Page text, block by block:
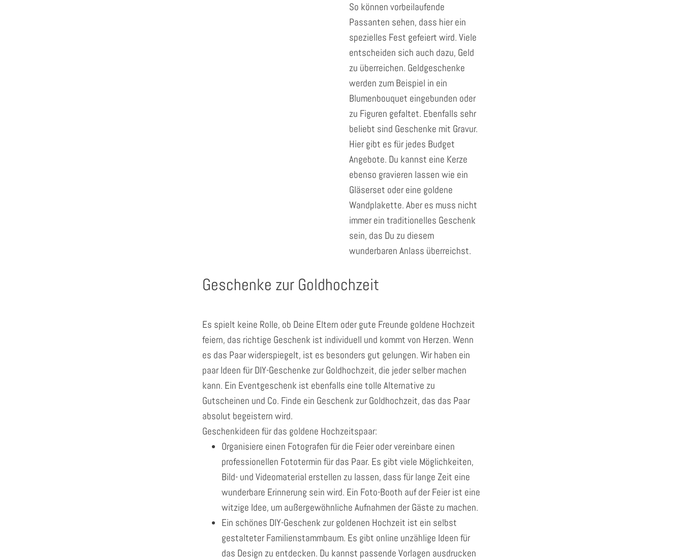
So können vorbeilaufende
Passanten sehen, dass hier ein
spezielles Fest gefeiert wird. Viele
entscheiden sich auch dazu, Geld
zu überreichen. Geldgeschenke
werden zum Beispiel in ein
Blumenbouquet eingebunden oder
zu Figuren gefaltet. Ebenfalls sehr
beliebt sind Geschenke mit Gravur.
Hier gibt es für jedes Budget
Angebote. Du kannst eine Kerze
ebenso gravieren lassen wie ein
Gläserset oder eine goldene
Wandplakette. Aber es muss nicht
immer ein traditionelles Geschenk
sein, das Du zu diesem
wunderbaren Anlass überreichst.
Geschenke zur Goldhochzeit
Es spielt keine Rolle, ob Deine Eltern oder gute Freunde goldene Hochzeit
feiern, das richtige Geschenk ist individuell und kommt von Herzen. Wenn
es das Paar widerspiegelt, ist es besonders gut gelungen. Wir haben ein
paar Ideen für DIY-Geschenke zur Goldhochzeit, die jeder selber machen
kann. Ein Eventgeschenk ist ebenfalls eine tolle Alternative zu
Gutscheinen und Co. Finde ein Geschenk zur Goldhochzeit, das das Paar
absolut begeistern wird.
Geschenkideen für das goldene Hochzeitspaar:
Organisiere einen Fotografen für die Feier oder vereinbare einen
professionellen Fototermin für das Paar. Es gibt viele Möglichkeiten,
Bild- und Videomaterial erstellen zu lassen, dass für lange Zeit eine
wunderbare Erinnerung sein wird. Ein Foto-Booth auf der Feier ist eine
witzige Idee, um außergewöhnliche Aufnahmen der Gäste zu machen.
Ein schönes DIY-Geschenk zur goldenen Hochzeit ist ein selbst
gestalteter Familienstammbaum. Es gibt online unzählige Ideen für
das Design zu entdecken. Du kannst passende Vorlagen ausdrucken